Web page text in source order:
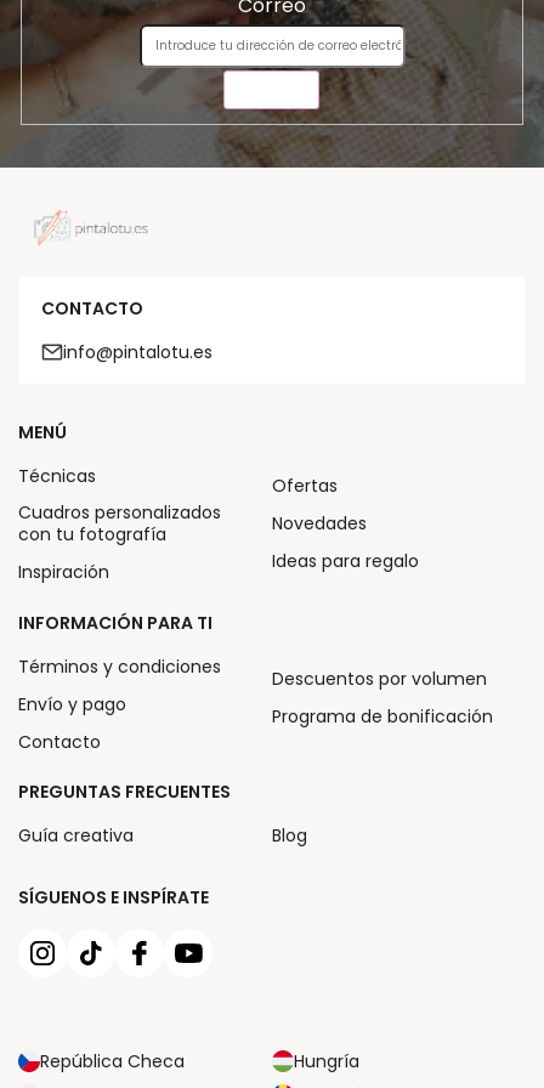
CONTACTO
info@pintalotu.es
SÍGUENOS E INSPÍRATE
República Checa
Hungría
MENÚ
Técnicas
Cuadros personalizados
con tu fotografía
Inspiración
Ofertas
Novedades
Ideas para regalo
INFORMACIÓN PARA TI
Términos y condiciones
Envío y pago
Contacto
Descuentos por volumen
Programa de bonificación
PREGUNTAS FRECUENTES
Guía creativa
Blog